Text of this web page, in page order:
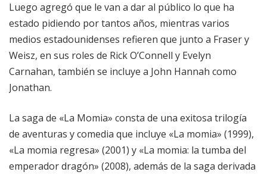
Luego agregó que le van a dar al público lo que ha
estado pidiendo por tantos años, mientras varios
medios estadounidenses refieren que junto a Fraser y
Weisz, en sus roles de Rick O’Connell y Evelyn
Carnahan, también se incluye a John Hannah como
Jonathan.
La saga de «La Momia» consta de una exitosa trilogía
de aventuras y comedia que incluye «La momia» (1999),
«La momia regresa» (2001) y «La momia: la tumba del
emperador dragón» (2008), además de la saga derivada